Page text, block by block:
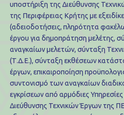
υποστήριξη της Διεύθυνσης
της Περιφέρειας Κρήτης με
(αδειοδοτήσεις, πληρότητα
έργου για δημοπράτηση μελέτης,
αναγκαίων μελετών, σύνταξη
(Τ.Δ.Ε.), σύνταξη εκθέσεων
έργων, επικαιροποίηση
συντονισμό των αναγκαίων
εγκρίσεων από αρμόδιες
Διεύθυνσης Τεχνικών Έργων της